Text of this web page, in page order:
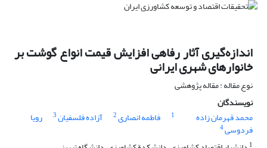
اندازه‌گیری آثار رفاهی افزایش قیمت انواع گوشت بر
خانوارهای شهری ایرانی
نوع مقاله : مقاله پژوهشی
نویسندگان
محمد قهرمان زاده
1 فاطمه انصاری2 آزاده فلسفیان3 رویا
فردوسی4
1